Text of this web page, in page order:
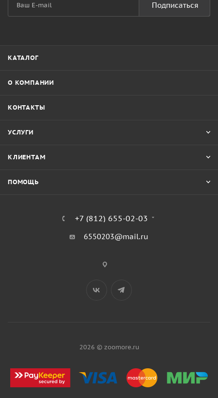
Подписаться
КАТАЛОГ
О КОМПАНИИ
КОНТАКТЫ
УСЛУГИ
КЛИЕНТАМ
ПОМОЩЬ
+7 (812) 655-02-03
6550203@mail.ru
2026 © zoomore.ru